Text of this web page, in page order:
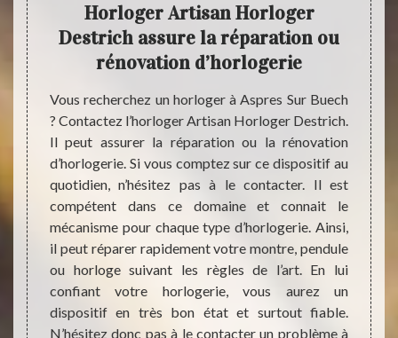
vers
être
nous
vous
il
un
soit
Horloger Artisan Horloger
Destrich assure la réparation ou
rénovation d’horlogerie
Vous recherchez un horloger à Aspres Sur Buech
? Contactez l’horloger Artisan Horloger Destrich.
Il peut assurer la réparation ou la rénovation
d’horlogerie. Si vous comptez sur ce dispositif au
quotidien, n’hésitez pas à le contacter. Il est
compétent dans ce domaine et connait le
mécanisme pour chaque type d’horlogerie. Ainsi,
il peut réparer rapidement votre montre, pendule
ou horloge suivant les règles de l’art. En lui
confiant votre horlogerie, vous aurez un
dispositif en très bon état et surtout fiable.
N’hésitez donc pas à le contacter un problème à
Ils
les